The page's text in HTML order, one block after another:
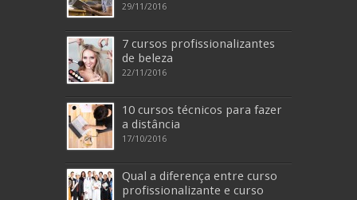
29/11/2016
7 cursos profissionalizantes
de beleza
22/11/2016
10 cursos técnicos para fazer
a distância
17/10/2016
Qual a diferença entre curso
profissionalizante e curso